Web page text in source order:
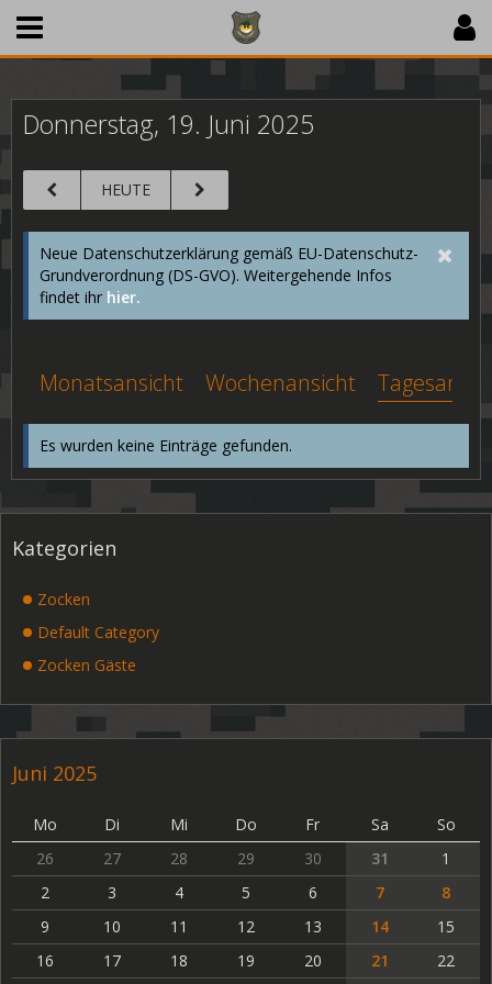
Donnerstag, 19. Juni 2025
HEUTE
Neue Datenschutzerklärung gemäß EU-Datenschutz-
Grundverordnung (DS-GVO). Weitergehende Infos
findet ihr hier.
Monatsansicht Wochenansicht
Es wurden keine Einträge gefunden.
Kategorien
Zocken
Default Category
Zocken Gäste
Juni 2025
Mo Di Mi Do Fr Sa
So
26
27 28 29 30 31
1
2
3 4 5 6 7
8
9
10 11 12 13 14
15
16
17 18 19 20 21 22